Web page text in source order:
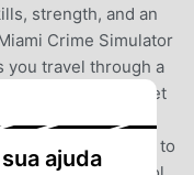
strength, and an
Crime Simulator
you travel through a
Engage in street
dodging police
go. Use your skills to
ajuda